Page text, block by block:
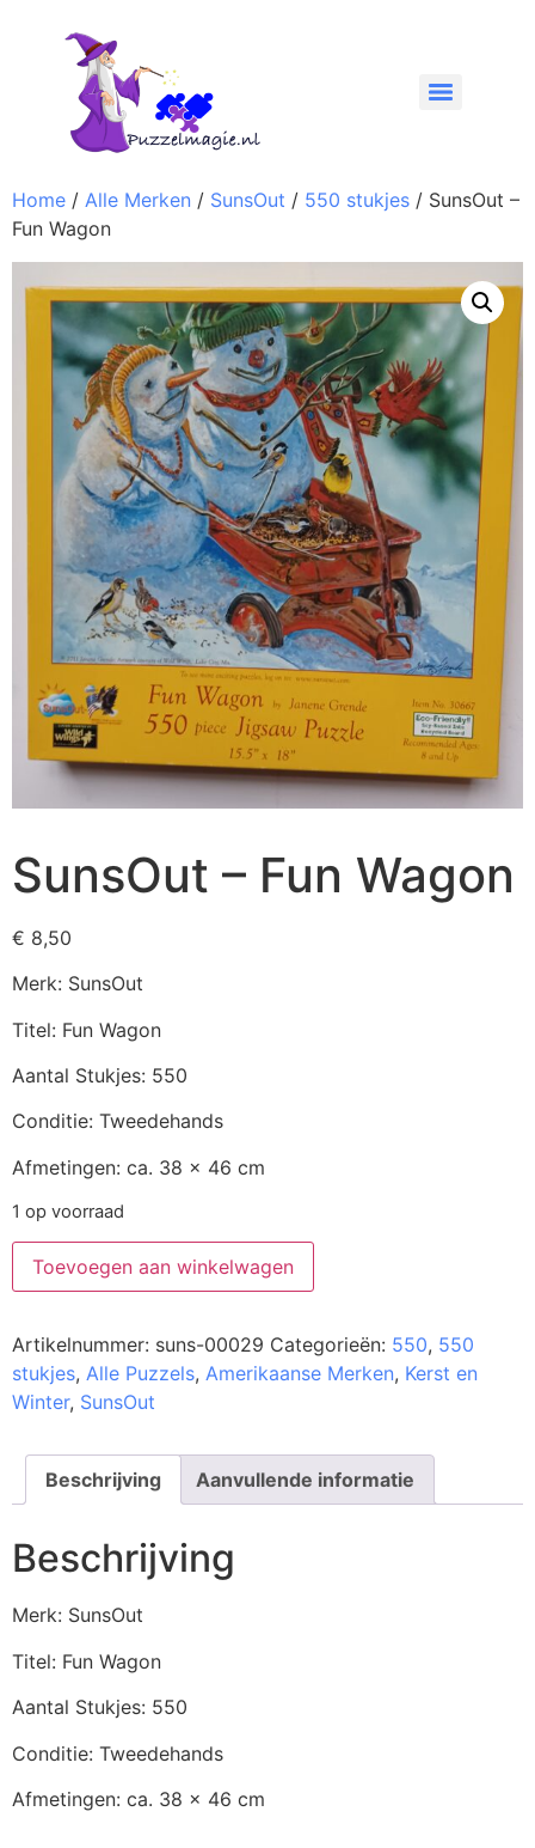
Home / Alle Merken / SunsOut / 550 stukjes / SunsOut –
Fun Wagon
SunsOut – Fun Wagon
€ 8,50
Merk: SunsOut
Titel: Fun Wagon
Aantal Stukjes: 550
Conditie: Tweedehands
Afmetingen: ca. 38 x 46 cm
1 op voorraad
Toevoegen aan winkelwagen
Artikelnummer: suns-00029 Categorieën: 550, 550
stukjes, Alle Puzzels, Amerikaanse Merken, Kerst en
Winter, SunsOut
Beschrijving Aanvullende informatie
Beschrijving
Merk: SunsOut
Titel: Fun Wagon
Aantal Stukjes: 550
Conditie: Tweedehands
Afmetingen: ca. 38 x 46 cm